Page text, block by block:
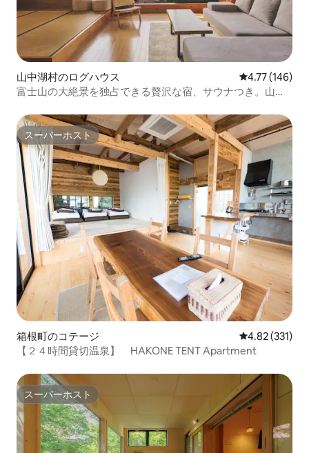
山中湖村のログハウス レビュー146
4.77 (146)
富士山の大絶景を独占できる贅沢な宿、サウナつき。山中
スーパーホスト
スーパーホスト
箱根町のコテージ レビュー331
4.82 (331)
【２４時間貸切温泉】 HAKONE TENT Apartment
スーパーホスト
スーパーホスト